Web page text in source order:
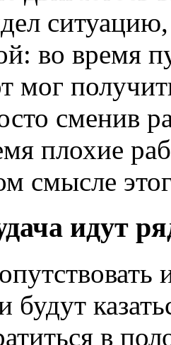
ситуацию,
во время
мог
сменив
плохие
смысле
идут
будут
в